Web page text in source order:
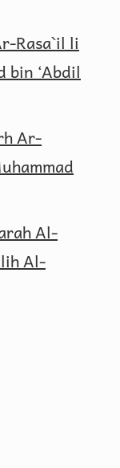
Rasa`il li
bin ‘Abdil
Ar-
Al-
Al-